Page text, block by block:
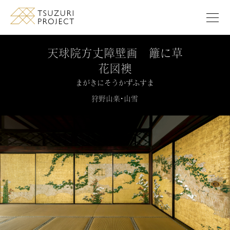
天球院方丈障壁画 籬に草
花図襖
まがきにそうかずふすま
狩野山楽・山雪